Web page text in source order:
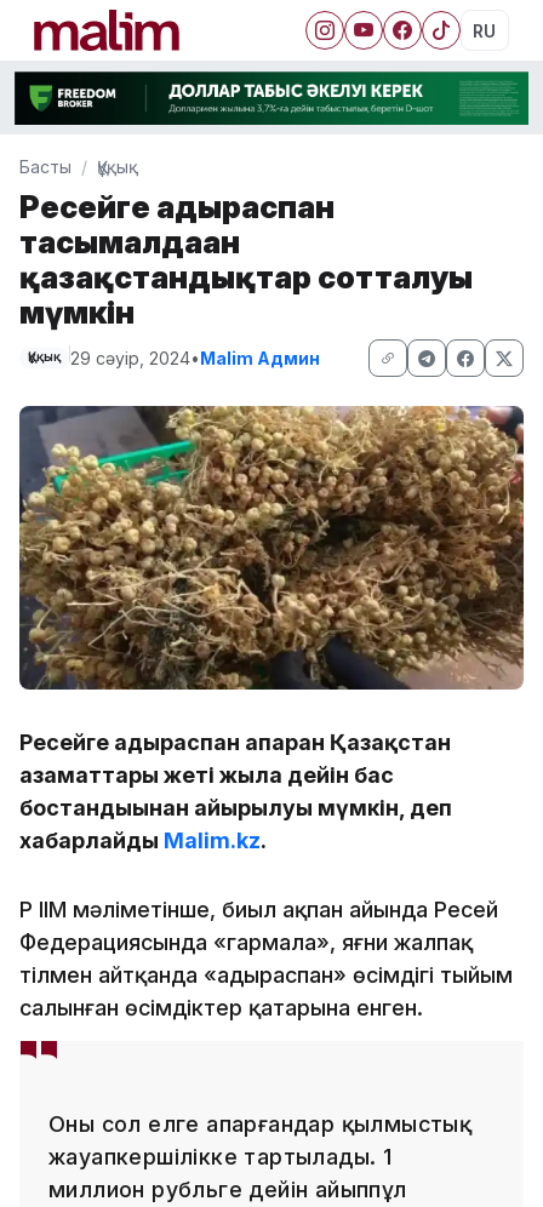
RU
Басты Құқық
Ресейге адыраспан
тасымалдаған
қазақстандықтар сотталуы
мүмкін
Құқық 29 сәуір, 2024•Malim Админ
Ресейге адыраспан апарған Қазақстан
азаматтары жеті жылға дейін бас
бостандығынан айырылуы мүмкін, деп
хабарлайды Malim.kz.
ҚР ІІМ мәліметінше, биыл ақпан айында Ресей
Федерациясында «гармала», яғни жалпақ
тілмен айтқанда «адыраспан» өсімдігі тыйым
салынған өсімдіктер қатарына енген.
Оны сол елге апарғандар қылмыстық
жауапкершілікке тартылады. 1
миллион рубльге дейін айыппұл